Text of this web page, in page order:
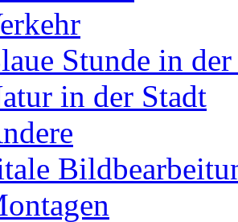
Stunde in
in der Stadt